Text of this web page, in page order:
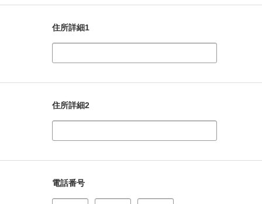
住所詳細1
住所詳細2
電話番号